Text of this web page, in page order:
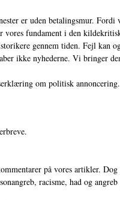
er uden betalingsmur.
vores fundament i den
gennem tiden. Fejl kan
ikke nyhederne. Vi bringer
om politisk annoncering.
på vores artikler.
racisme, had og